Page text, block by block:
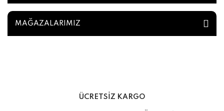
MAĞAZALARIMIZ
ÜCRETSİZ KARGO